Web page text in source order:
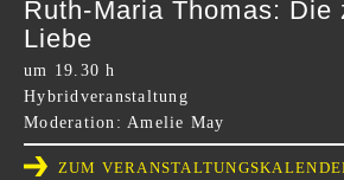
Ruth-Maria Thomas: Die
Liebe
um 19.30 h
Hybridveranstaltung
Moderation: Amelie May
ZUM